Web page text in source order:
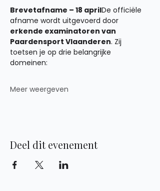
Brevetafname – 18 aprilDe officiële
afname wordt uitgevoerd door
erkende examinatoren van
Paardensport Vlaanderen. Zij
toetsen je op drie belangrijke
domeinen:
Meer weergeven
Deel dit evenement